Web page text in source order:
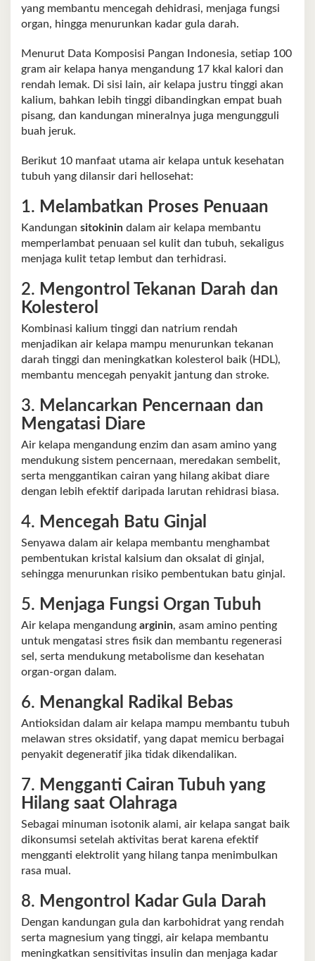
yang membantu mencegah dehidrasi, menjaga fungsi
organ, hingga menurunkan kadar gula darah.
Menurut Data Komposisi Pangan Indonesia, setiap 100
gram air kelapa hanya mengandung 17 kkal kalori dan
rendah lemak. Di sisi lain, air kelapa justru tinggi akan
kalium, bahkan lebih tinggi dibandingkan empat buah
pisang, dan kandungan mineralnya juga mengungguli
buah jeruk.
Berikut 10 manfaat utama air kelapa untuk kesehatan
tubuh yang dilansir dari hellosehat:
1. Melambatkan Proses Penuaan
Kandungan sitokinin dalam air kelapa membantu
memperlambat penuaan sel kulit dan tubuh, sekaligus
menjaga kulit tetap lembut dan terhidrasi.
2. Mengontrol Tekanan Darah dan
Kolesterol
Kombinasi kalium tinggi dan natrium rendah
menjadikan air kelapa mampu menurunkan tekanan
darah tinggi dan meningkatkan kolesterol baik (HDL),
membantu mencegah penyakit jantung dan stroke.
3. Melancarkan Pencernaan dan
Mengatasi Diare
Air kelapa mengandung enzim dan asam amino yang
mendukung sistem pencernaan, meredakan sembelit,
serta menggantikan cairan yang hilang akibat diare
dengan lebih efektif daripada larutan rehidrasi biasa.
4. Mencegah Batu Ginjal
Senyawa dalam air kelapa membantu menghambat
pembentukan kristal kalsium dan oksalat di ginjal,
sehingga menurunkan risiko pembentukan batu ginjal.
5. Menjaga Fungsi Organ Tubuh
Air kelapa mengandung arginin, asam amino penting
untuk mengatasi stres fisik dan membantu regenerasi
sel, serta mendukung metabolisme dan kesehatan
organ-organ dalam.
6. Menangkal Radikal Bebas
Antioksidan dalam air kelapa mampu membantu tubuh
melawan stres oksidatif, yang dapat memicu berbagai
penyakit degeneratif jika tidak dikendalikan.
7. Mengganti Cairan Tubuh yang
Hilang saat Olahraga
Sebagai minuman isotonik alami, air kelapa sangat baik
dikonsumsi setelah aktivitas berat karena efektif
mengganti elektrolit yang hilang tanpa menimbulkan
rasa mual.
8. Mengontrol Kadar Gula Darah
Dengan kandungan gula dan karbohidrat yang rendah
serta magnesium yang tinggi, air kelapa membantu
meningkatkan sensitivitas insulin dan menjaga kadar